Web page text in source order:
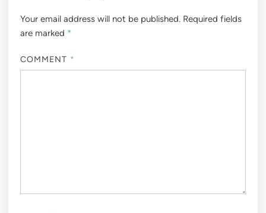
Your email address will not be published. Required fields
are marked *
COMMENT *